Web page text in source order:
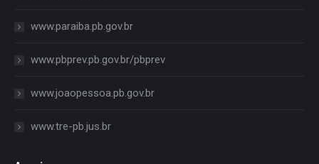
www.paraiba.pb.gov.br
www.pbprev.pb.gov.br/pbprev
www.joaopessoa.pb.gov.br
www.tre-pb.jus.br